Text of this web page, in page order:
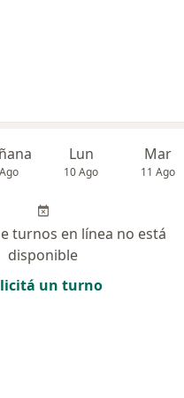
Lun
10 Ago
Mar
11 Ago
turnos en línea no está
disponible
un turno